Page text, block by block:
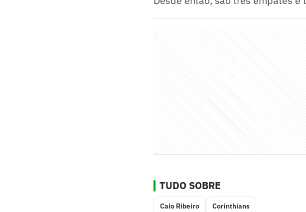
TUDO SOBRE
Caio Ribeiro Corinthians